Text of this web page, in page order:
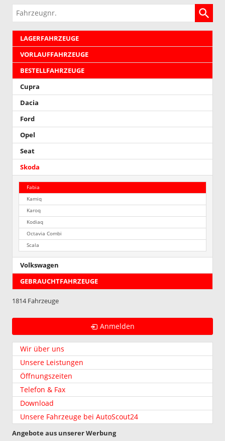
Fahrzeugnr.
LAGERFAHRZEUGE
VORLAUFFAHRZEUGE
BESTELLFAHRZEUGE
Cupra
Dacia
Ford
Opel
Seat
Skoda
Fabia
Kamiq
Karoq
Kodiaq
Octavia Combi
Scala
Volkswagen
GEBRAUCHTFAHRZEUGE
1814 Fahrzeuge
Anmelden
Wir über uns
Unsere Leistungen
Öffnungszeiten
Telefon & Fax
Download
Unsere Fahrzeuge bei AutoScout24
Angebote aus unserer Werbung